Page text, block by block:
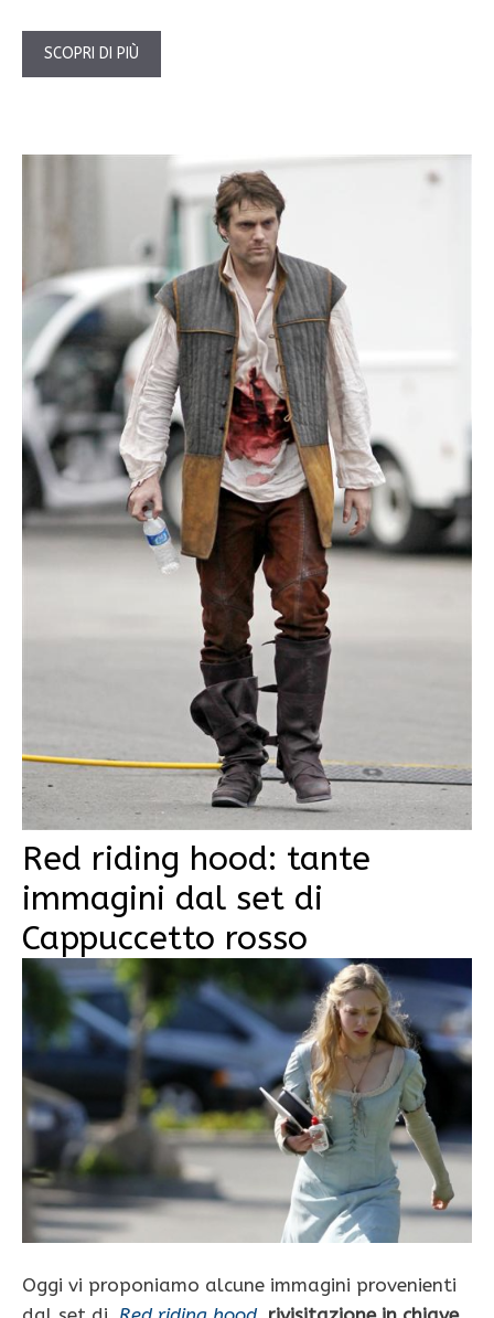
SCOPRI DI PIÙ
Red riding hood: tante
immagini dal set di
Cappuccetto rosso
Oggi vi proponiamo alcune immagini provenienti